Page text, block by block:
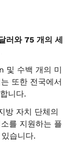
러와 75 개의 세
및 수백 개의 미
또한 전국에서
니다.
방 자치 단체의
를 지원하는 플
습니다.